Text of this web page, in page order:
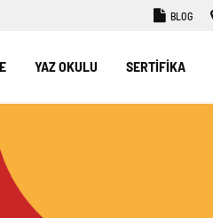
BLOG
YAZ OKULU SERTİFİKA